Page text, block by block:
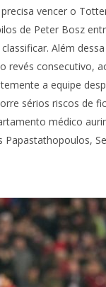
vencer o
de Peter Bosz
Além
revés consecutivo,
a equipe
sérios riscos de
médico